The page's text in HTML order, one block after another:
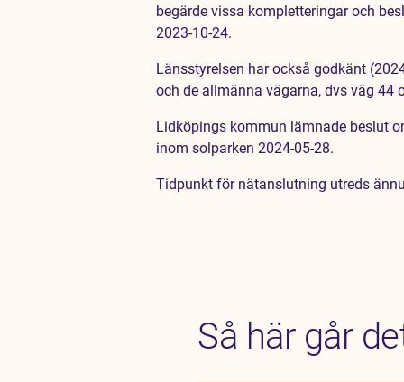
begärde vissa kompletteringar och
2023-10-24.
Länsstyrelsen har också godkänt
och de allmänna vägarna, dvs väg 44
Lidköpings kommun lämnade beslut
inom solparken 2024-05-28.
Tidpunkt för nätanslutning utreds
Så här går